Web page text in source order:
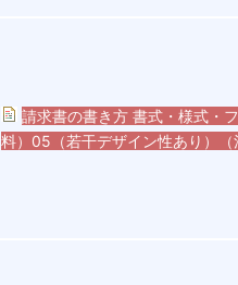
請求書の書き方 書式・様式・
料）05（若干デザイン性あり）（